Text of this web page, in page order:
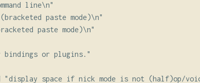
line\n"
paste mode)\n"
paste mode)\n"
bindings or plugins."
"display space if nick mode is not (half)op/